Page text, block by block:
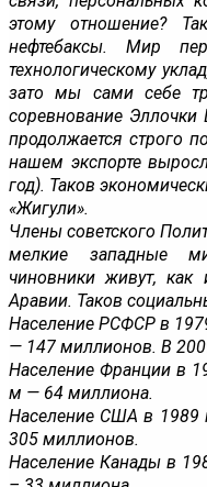
этому отношение?
нефтебаксы. Мир
технологическому
зато мы сами себе
соревнование Эллочки
продолжается строго
нашем экспорте
год). Таков
«Жигули».
Члены советского
мелкие западные
чиновники живут,
Аравии. Таков
Население РСФСР в
— 147 миллионов. В
Население Франции в
м — 64 миллиона.
Население США в 1989
305 миллионов.
Население Канады в